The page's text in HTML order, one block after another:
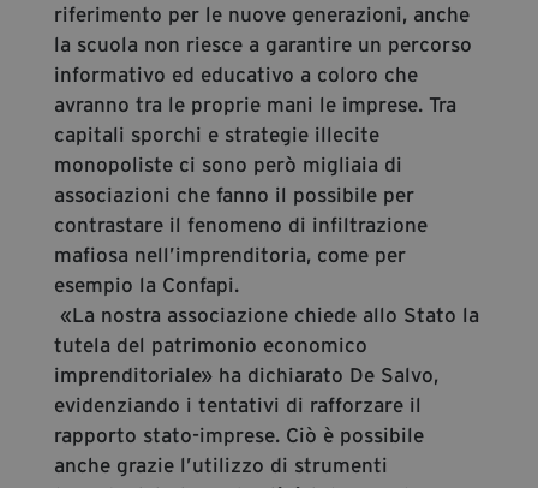
riferimento per le nuove generazioni, anche
la scuola non riesce a garantire un percorso
informativo ed educativo a coloro che
avranno tra le proprie mani le imprese. Tra
capitali sporchi e strategie illecite
monopoliste ci sono però migliaia di
associazioni che fanno il possibile per
contrastare il fenomeno di infiltrazione
mafiosa nell’imprenditoria, come per
esempio la Confapi.
«La nostra associazione chiede allo Stato la
tutela del patrimonio economico
imprenditoriale» ha dichiarato De Salvo,
evidenziando i tentativi di rafforzare il
rapporto stato-imprese. Ciò è possibile
anche grazie l’utilizzo di strumenti